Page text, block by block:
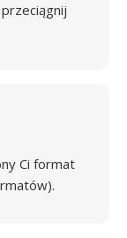
Ci format